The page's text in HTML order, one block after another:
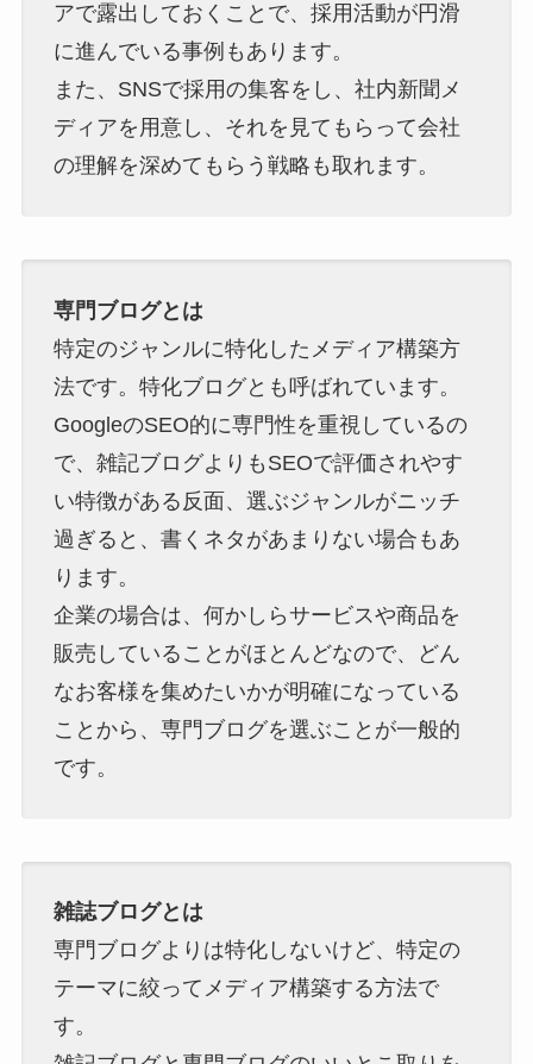
アで露出しておくことで、採用活動が円滑
に進んでいる事例もあります。
また、SNSで採用の集客をし、社内新聞メ
ディアを用意し、それを見てもらって会社
の理解を深めてもらう戦略も取れます。
専門ブログとは
特定のジャンルに特化したメディア構築方
法です。特化ブログとも呼ばれています。
GoogleのSEO的に専門性を重視しているの
で、雑記ブログよりもSEOで評価されやす
い特徴がある反面、選ぶジャンルがニッチ
過ぎると、書くネタがあまりない場合もあ
ります。
企業の場合は、何かしらサービスや商品を
販売していることがほとんどなので、どん
なお客様を集めたいかが明確になっている
ことから、専門ブログを選ぶことが一般的
です。
雑誌ブログとは
専門ブログよりは特化しないけど、特定の
テーマに絞ってメディア構築する方法で
す。